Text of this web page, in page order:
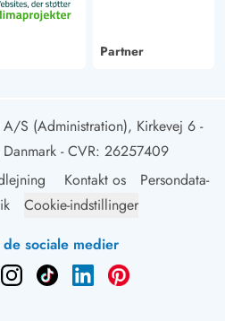
Partner
A/S (Administration), Kirkevej 6 -
- CVR: 26257409
Kontakt os
Persondata-
Cookie-indstillinger
sociale medier